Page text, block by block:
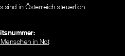
sind in Österreich steuerlich
in Not